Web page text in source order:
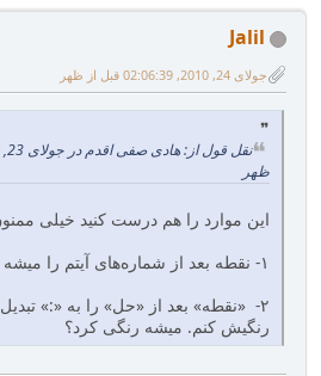
Jalil
جولای 24, 2010, 02:06:39 قبل از ظهر
ظهر
این موارد را هم درست کنید خیلی
۱- نقطه بعد از شماره‌های آیتم را میشه رنگی کرد؟
۲- «نقطه» بعد از «حل» را به «:»
رنگیش کنم. میشه رنگی کرد؟